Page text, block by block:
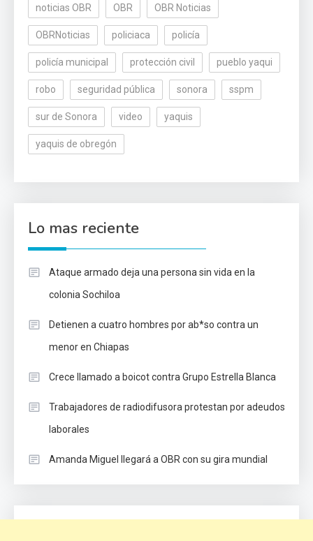
noticias OBR OBR OBR Noticias
OBRNoticias policiaca policía
policía municipal protección civil pueblo yaqui
robo seguridad pública sonora sspm
sur de Sonora video yaquis
yaquis de obregón
Lo mas reciente
Ataque armado deja una persona sin vida en la
colonia Sochiloa
Detienen a cuatro hombres por ab*so contra un
menor en Chiapas
Crece llamado a boicot contra Grupo Estrella Blanca
Trabajadores de radiodifusora protestan por adeudos
laborales
Amanda Miguel llegará a OBR con su gira mundial